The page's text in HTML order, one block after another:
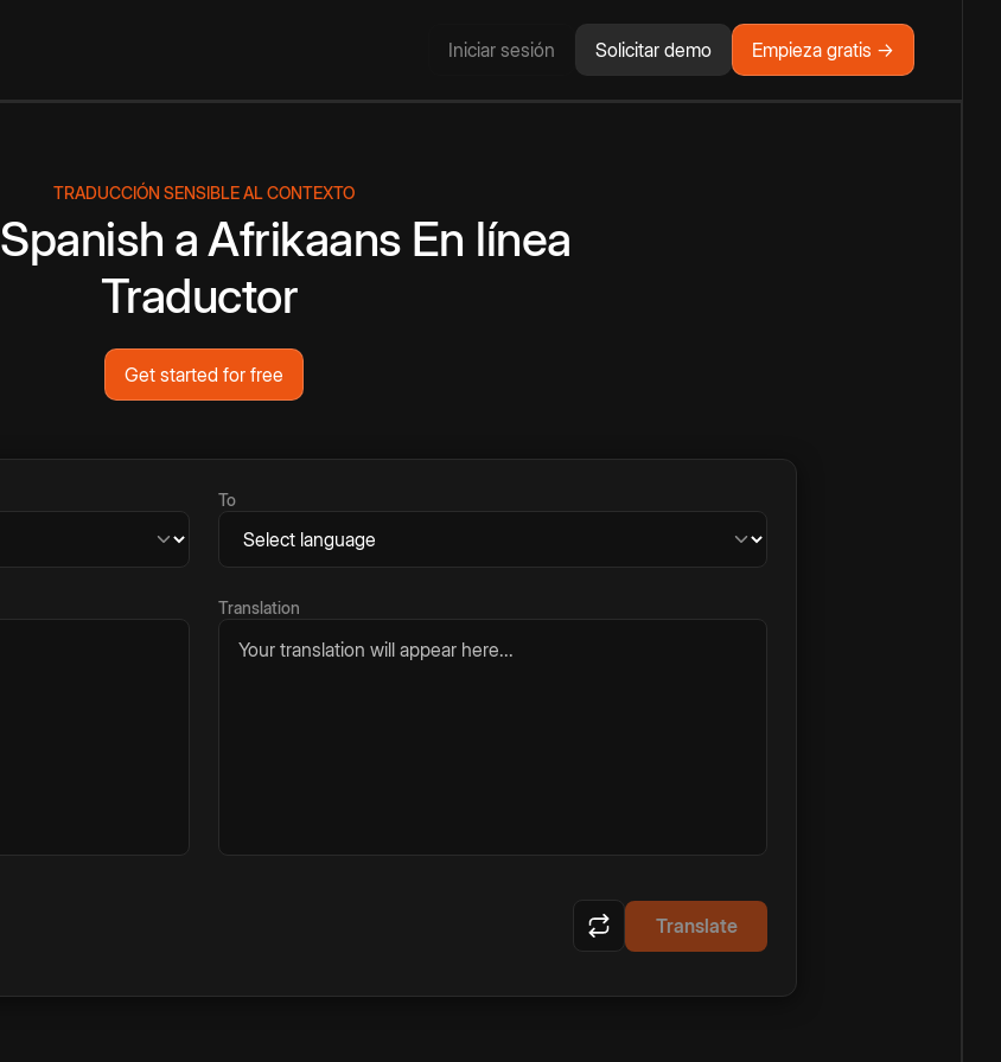
Iniciar sesión Solicitar demo Empieza gratis →
TRADUCCIÓN SENSIBLE AL CONTEXTO
Spanish aAfrikaans En línea
Traductor
Get started for free
To
Translation
Your translation will appear here...
Translate